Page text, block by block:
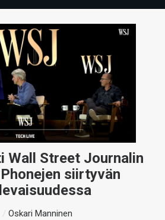
Wall Street Journalin
siirtyvän
/Oskari Manninen